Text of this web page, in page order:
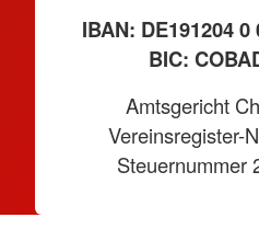
IBAN: DE191204 0
BIC:
Amtsgericht
Vereinsregister-
Steuernummer